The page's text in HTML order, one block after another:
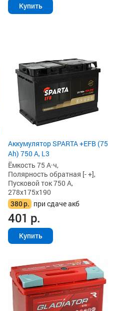
Купить
Аккумулятор SPARTA +EFB (75
Ah) 750 А, L3
Ёмкость 75 А·ч,
Полярность обратная [- +],
Пусковой ток 750 А,
278x175x190
380р. при сдаче акб
401 р.
Купить